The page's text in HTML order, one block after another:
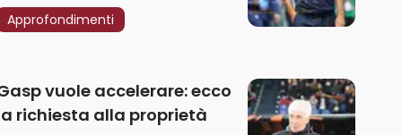
Approfondimenti
vuole accelerare: ecco
richiesta alla proprietà